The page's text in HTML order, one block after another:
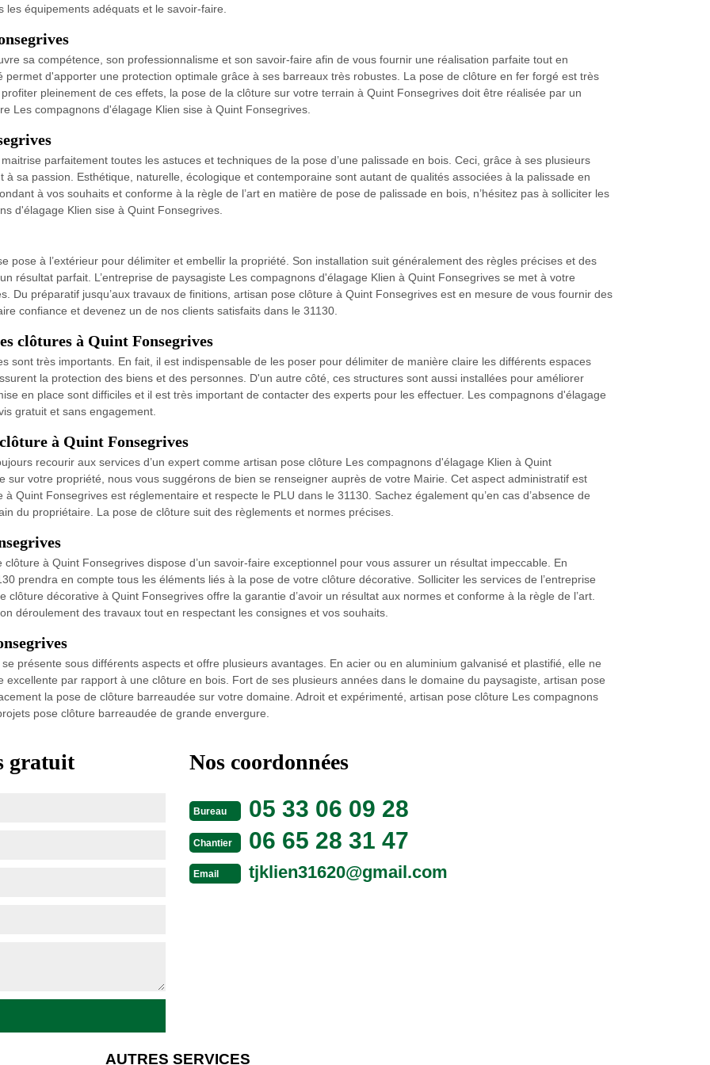
équipements adéquats et le savoir-faire.
sa compétence, son professionnalisme et son savoir-faire afin de vous fournir une réalisation parfaite tout en
d'apporter une protection optimale grâce à ses barreaux très robustes. La pose de clôture en fer forgé est très
pleinement de ces effets, la pose de la clôture sur votre terrain à Quint Fonsegrives doit être réalisée par un
Les compagnons d'élagage Klien sise à Quint Fonsegrives.
parfaitement toutes les astuces et techniques de la pose d’une palissade en bois. Ceci, grâce à ses plusieurs
à sa passion. Esthétique, naturelle, écologique et contemporaine sont autant de qualités associées à la palissade en
à vos souhaits et conforme à la règle de l’art en matière de pose de palissade en bois, n’hésitez pas à solliciter les
d'élagage Klien sise à Quint Fonsegrives.
pose à l’extérieur pour délimiter et embellir la propriété. Son installation suit généralement des règles précises et des
résultat parfait. L’entreprise de paysagiste Les compagnons d'élagage Klien à Quint Fonsegrives se met à votre
Du préparatif jusqu’aux travaux de finitions, artisan pose clôture à Quint Fonsegrives est en mesure de vous fournir des
confiance et devenez un de nos clients satisfaits dans le 31130.
clôtures à Quint Fonsegrives
sont très importants. En fait, il est indispensable de les poser pour délimiter de manière claire les différents espaces
la protection des biens et des personnes. D'un autre côté, ces structures sont aussi installées pour améliorer
en place sont difficiles et il est très important de contacter des experts pour les effectuer. Les compagnons d'élagage
gratuit et sans engagement.
à Quint Fonsegrives
recourir aux services d’un expert comme artisan pose clôture Les compagnons d'élagage Klien à Quint
sur votre propriété, nous vous suggérons de bien se renseigner auprès de votre Mairie. Cet aspect administratif est
Quint Fonsegrives est réglementaire et respecte le PLU dans le 31130. Sachez également qu’en cas d’absence de
du propriétaire. La pose de clôture suit des règlements et normes précises.
à Quint Fonsegrives dispose d’un savoir-faire exceptionnel pour vous assurer un résultat impeccable. En
prendra en compte tous les éléments liés à la pose de votre clôture décorative. Solliciter les services de l’entreprise
décorative à Quint Fonsegrives offre la garantie d’avoir un résultat aux normes et conforme à la règle de l’art.
déroulement des travaux tout en respectant les consignes et vos souhaits.
présente sous différents aspects et offre plusieurs avantages. En acier ou en aluminium galvanisé et plastifié, elle ne
par rapport à une clôture en bois. Fort de ses plusieurs années dans le domaine du paysagiste, artisan pose
la pose de clôture barreaudée sur votre domaine. Adroit et expérimenté, artisan pose clôture Les compagnons
pose clôture barreaudée de grande envergure.
gratuit Nos coordonnées
Bureau 05 33 06 09 28
Chantier 06 65 28 31 47
Email tjklien31620@gmail.com
AUTRES SERVICES